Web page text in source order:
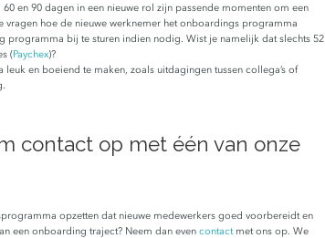
en 90 dagen in een nieuwe rol zijn passende momenten om een
vragen hoe de nieuwe werknemer het onboardings programma
bij te sturen indien nodig. Wist je namelijk dat slechts 52
(Paychex)?
en boeiend te maken, zoals uitdagingen tussen collega’s of
contact op met één van onze
opzetten dat nieuwe medewerkers goed voorbereidt en
een onboarding traject? Neem dan even contactmet ons op. We